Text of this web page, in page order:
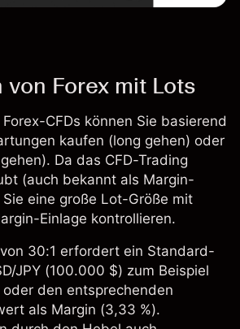
von Forex mit Lots
CFDs können Sie basierend
kaufen (long gehen) oder
Da das CFD-Trading
(auch bekannt als Margin-
Sie eine große Lot-Größe mit
Einlage kontrollieren.
30:1 erfordert ein Standard-
JPY (100.000 $) zum Beispiel
den entsprechenden
als Margin (3,33 %).